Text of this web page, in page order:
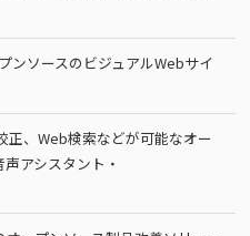
ンソースのビジュアルWebサイ
正、Web検索などが可能なオー
アシスタント・